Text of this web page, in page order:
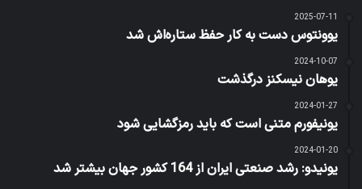
2025-07-11
یوونتوس دست به کار حفظ ستاره‌اش شد
2024-10-07
یوهان نیسکنز درگذشت
2024-01-27
یونیفورم متنی است که باید رمزگشایی شود
2024-01-20
یونیدو: رشد صنعتی ایران از 164 کشور جهان بیشتر شد